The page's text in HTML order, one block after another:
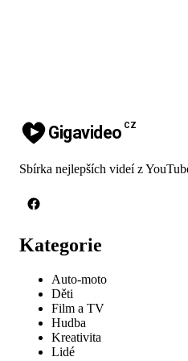
Gigavideo CZ
Sbírka nejlepších videí z
Kategorie
Auto-moto
Děti
Film a TV
Hudba
Kreativita
Lidé